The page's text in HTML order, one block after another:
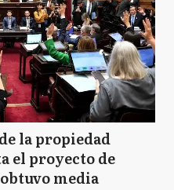
la propiedad
el proyecto de
media